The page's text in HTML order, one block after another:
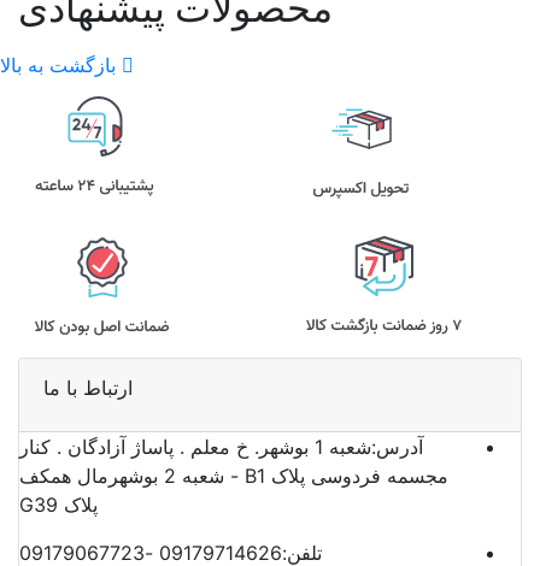
بازگشت به بالا
ارتباط با ما
آدرس:
شعبه 1 بوشهر. خ معلم . پاساژ آزادگان . کنار
مجسمه فردوسی پلاک B1 - شعبه 2 بوشهرمال همکف
پلاک G39
تلفن:09179714626 -09179067723